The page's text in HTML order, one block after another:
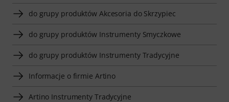
do grupy produktów Akcesoria do Skrzypiec
do grupy produktów Instrumenty Smyczkowe
do grupy produktów Instrumenty Tradycyjne
Informacje o firmie Artino
Artino Instrumenty Tradycyjne